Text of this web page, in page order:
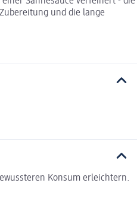
und die lange
Konsum erleichtern.